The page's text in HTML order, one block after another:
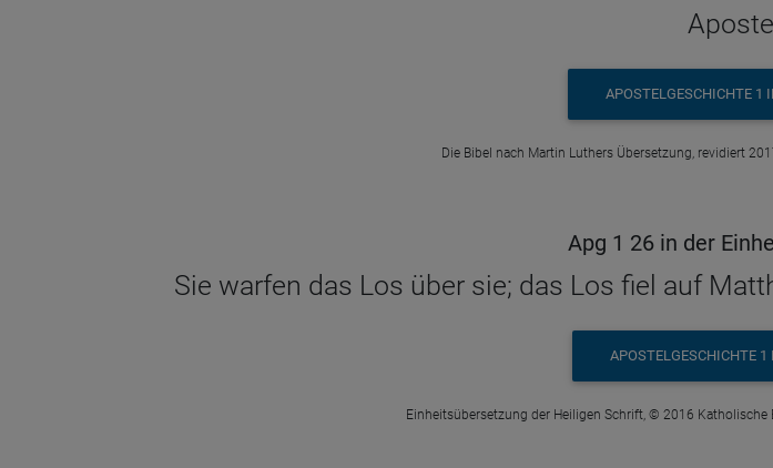
APOSTELGESCHICHTE 1
Die Bibel nach Martin Luthers Übersetzung, revidiert
Apg 1 26 in der
Sie warfen das Los über sie; das Los fiel auf
APOSTELGESCHICHTE 1
Einheitsübersetzung der Heiligen Schrift, © 2016